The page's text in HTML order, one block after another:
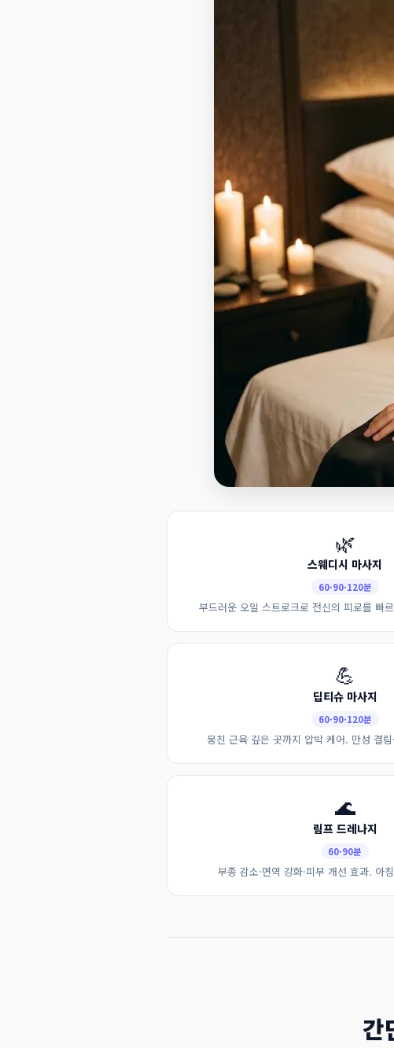
🌿
스웨디시 마사지
60·90·120분
부드러운 오일 스트로크로 전신의 피로를 빠
💪
딥티슈 마사지
60·90·120분
뭉친 근육 깊은 곳까지 압박 케어. 만성 결
🌊
림프 드레나지
60·90분
부종 감소·면역 강화·피부 개선 효과. 아
간